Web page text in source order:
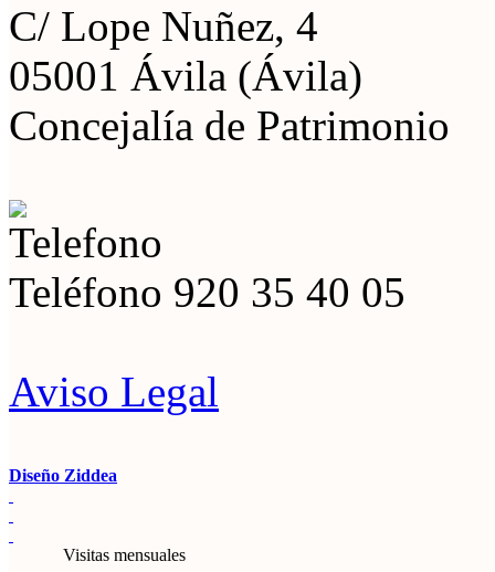
C/ Lope Nuñez, 4
05001 Ávila (Ávila)
Concejalía de Patrimonio
Teléfono 920 35 40 05
Aviso Legal
Diseño Ziddea
Visitas mensuales